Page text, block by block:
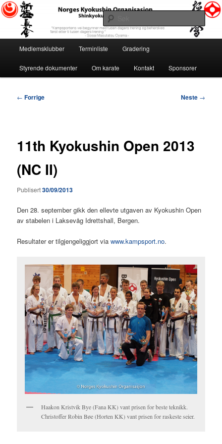
Gå
direkte
hovedinnholdet
Norges Kyokushin Organisasjon
«Kampsportens vei begynner med tusen dagers trening og beherskes først
etter ti tusen dagers trening.» ~ Sosai Masutatsu Oyama ~
Søk
Medlemsklubber Terminliste Gradering
Styrende dokumenter Om karate Kontakt Sponsorer
Innleggsnavigasjon
← Forrige Neste →
11th Kyokushin Open 2013
(NC II)
Publisert30/09/2013
Den 28. september gikk den ellevte utgaven av Kyokushin Open
av stabelen i Laksevåg Idrettshall, Bergen.
Resultater er tilgjengeliggjort viawww.kampsport.no.
Haakon Kristvik Bye (Fana KK) vant prisen for beste teknikk.
Christoffer Robin Bøe (Horten KK) vant prisen for raskeste seier.